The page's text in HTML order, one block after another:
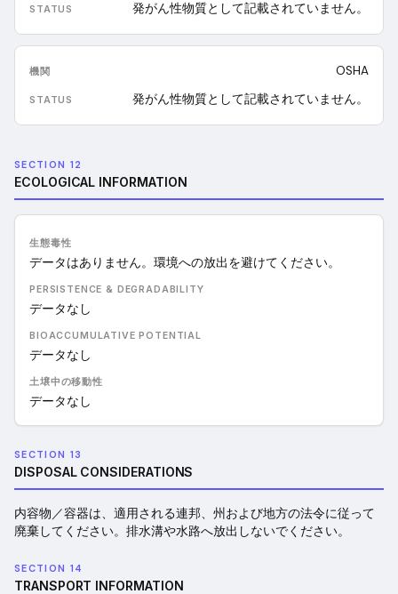
発がん性物質として記載されていません。
OSHA
発がん性物質として記載されていません。
SECTION 12
ECOLOGICAL INFORMATION
生態毒性
データはありません。環境への放出を避けてください。
PERSISTENCE & DEGRADABILITY
データなし
BIOACCUMULATIVE POTENTIAL
データなし
土壌中の移動性
データなし
SECTION 13
DISPOSAL CONSIDERATIONS
内容物／容器は、適用される連邦、州および地方の法令に従って
廃棄してください。排水溝や水路へ放出しないでください。
SECTION 14
TRANSPORT INFORMATION